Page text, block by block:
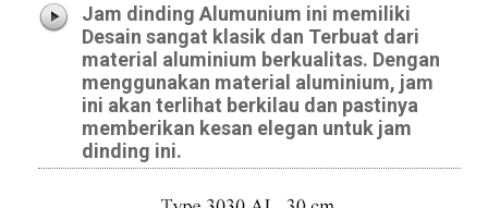
Jam dinding Alumunium ini memiliki
Desain sangat klasik dan Terbuat dari
material aluminium berkualitas. Dengan
menggunakan material aluminium, jam
ini akan terlihat berkilau dan pastinya
memberikan kesan elegan untuk jam
dinding ini.